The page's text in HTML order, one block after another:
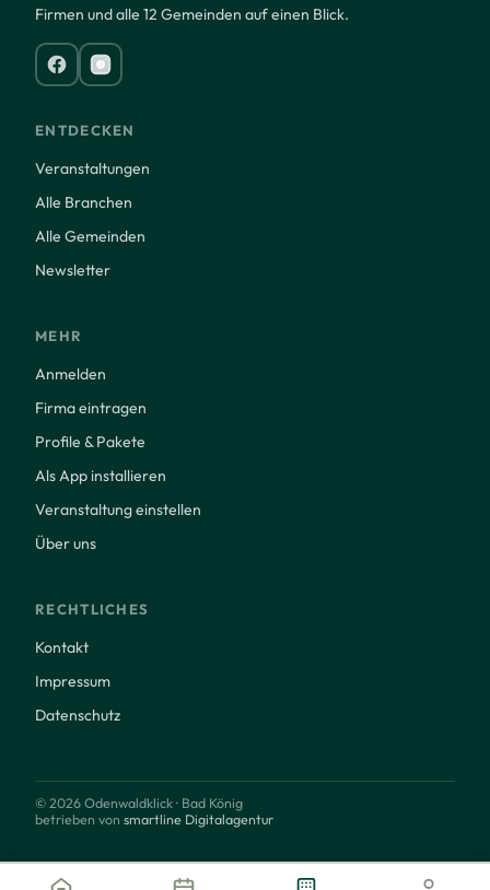
Firmen und alle 12 Gemeinden auf einen Blick.
ENTDECKEN
Veranstaltungen
Alle Branchen
Alle Gemeinden
Newsletter
MEHR
Anmelden
Firma eintragen
Profile & Pakete
Als App installieren
Veranstaltung einstellen
Über uns
RECHTLICHES
Kontakt
Impressum
Datenschutz
© 2026 Odenwaldklick · Bad König
betrieben von smartline Digitalagentur